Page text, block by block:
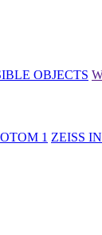
OBJECTS
1 ZEISS